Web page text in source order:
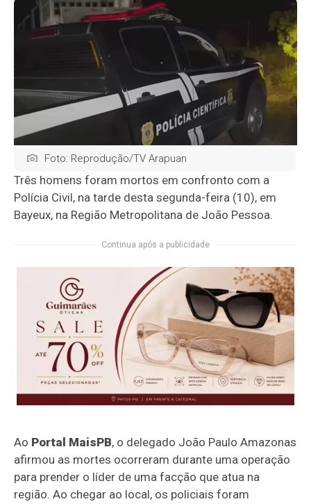
Foto: Reprodução/TV Arapuan
Três homens foram mortos em confronto com a
Polícia Civil, na tarde desta segunda-feira (10), em
Bayeux, na Região Metropolitana de João Pessoa.
Continua após a publicidade
Ao Portal MaisPB, o delegado João Paulo Amazonas
afirmou as mortes ocorreram durante uma operação
para prender o líder de uma facção que atua na
região. Ao chegar ao local, os policiais foram